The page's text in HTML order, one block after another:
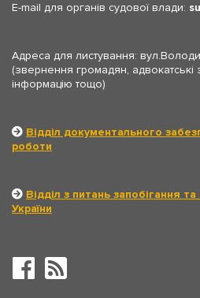
E-mail для органів судової влади:
Адреса для листування:
(звернення громадян, адвокатські
інформацію тощо)
Відділ документального
роботи
Відділ з питань запобігання
України